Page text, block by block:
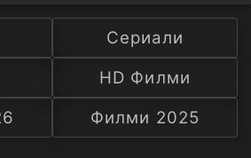
Ф
С
А
Сериали
HD Филми
Филми 2025